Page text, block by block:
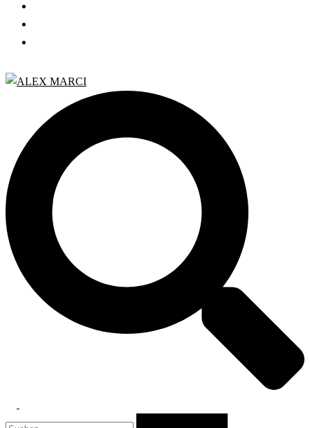
menu
Suchen